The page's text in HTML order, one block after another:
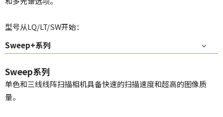
型号从LQ/LT/SW开始：
Sweep+系列
Sweep系列
单色和三线线阵扫描相机具备快速的扫描速度和超高的图像质
量。